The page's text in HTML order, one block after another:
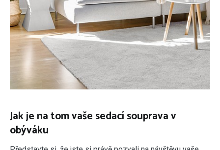
Jak je na tom vaše sedací souprava v
obýváku